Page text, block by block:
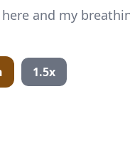
and my
1.5x